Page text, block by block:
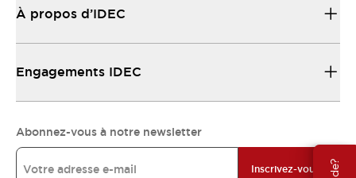
À propos d’IDEC
Engagements IDEC
Abonnez-vous à notre newsletter
Inscrivez-vous